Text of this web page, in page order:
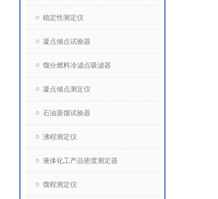
稳定性测定仪
凝点倾点试验器
馏分燃料冷滤点吸滤器
凝点倾点测定仪
石油蒸馏试验器
沸程测定仪
液体化工产品密度测定器
馏程测定仪